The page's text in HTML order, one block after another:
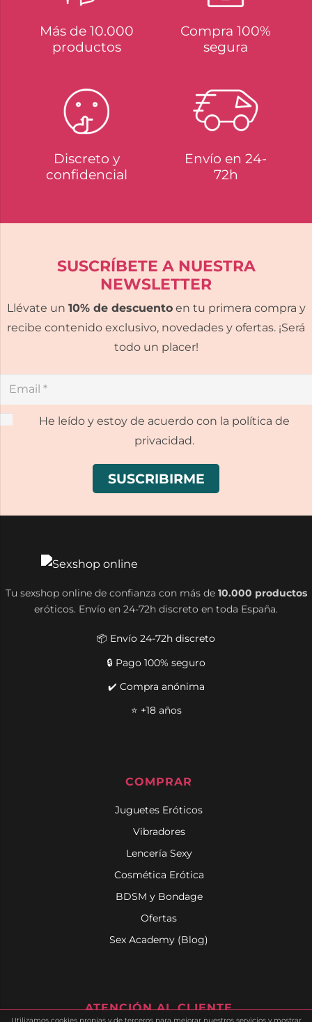
Más de 10.000
productos
Compra 100%
segura
Discreto y
confidencial
Envío en 24-
72h
SUSCRÍBETE A NUESTRA
NEWSLETTER
Llévate un 10% de descuentoen tu primera compra y
recibe contenido exclusivo, novedades y ofertas. ¡Será
todo un placer!
He leído y estoy de acuerdo con la política de
privacidad.
Tu sexshop online de confianza con más de 10.000 productos
eróticos. Envío en 24-72h discreto en toda España.
📦 Envío 24-72h discreto
🔒 Pago 100% seguro
✔️ Compra anónima
⭐ +18 años
COMPRAR
Juguetes Eróticos
Vibradores
Lencería Sexy
Cosmética Erótica
BDSM y Bondage
Ofertas
Sex Academy (Blog)
ATENCIÓN AL CLIENTE